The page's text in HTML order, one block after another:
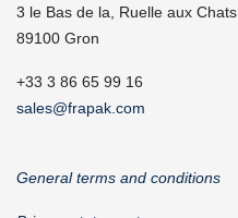
3 le Bas de la, Ruelle aux Chats
89100 Gron
+33 3 86 65 99 16
sales@frapak.com
General terms and conditions